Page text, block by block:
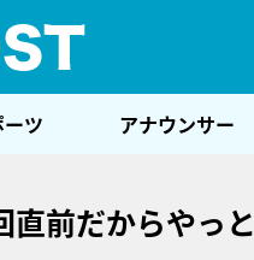
ツ アナウンサー
前だからやっと